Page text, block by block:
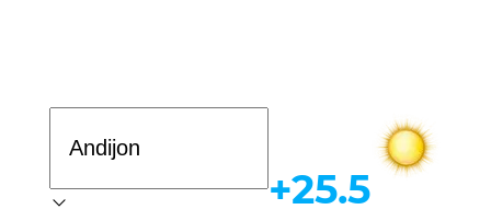
Ob-havo
+25.5